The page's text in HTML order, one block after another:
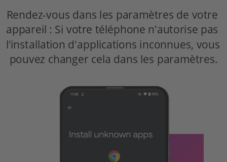
Rendez-vous dans les paramètres de votre
appareil : Si votre téléphone n'autorise pas
l'installation d'applications inconnues, vous
pouvez changer cela dans les paramètres.